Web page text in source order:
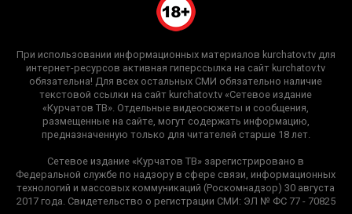
При использовании информационных материалов kurchatov.tv для
интернет-ресурсов активная гиперссылка на сайт kurchatov.tv
обязательна! Для всех остальных СМИ обязательно наличие
текстовой ссылки на сайт kurchatov.tv «Сетевое издание
«Курчатов ТВ». Отдельные видеосюжеты и сообщения,
размещенные на сайте, могут содержать информацию,
предназначенную только для читателей старше 18 лет.
Сетевое издание «Курчатов ТВ» зарегистрировано в
Федеральной службе по надзору в сфере связи, информационных
технологий и массовых коммуникаций (Роскомнадзор) 30 августа
2017 года. Свидетельство о регистрации СМИ: ЭЛ № ФС 77 - 70825